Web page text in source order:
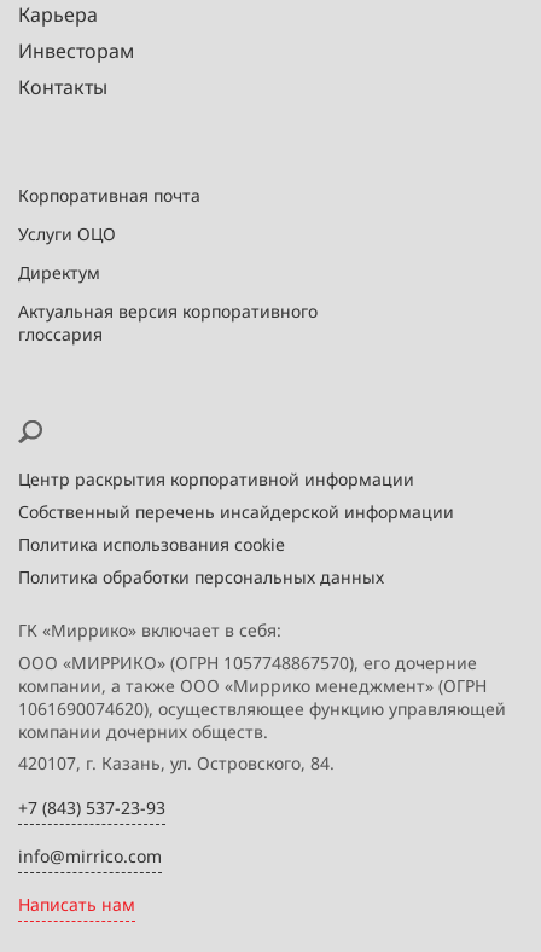
Карьера
Инвесторам
Контакты
Корпоративная почта
Услуги ОЦО
Директум
Актуальная версия корпоративного
глоссария
Центр раскрытия корпоративной информации
Собственный перечень инсайдерской информации
Политика использования cookie
Политика обработки персональных данных
ГК «Миррико» включает в себя:
ООО «МИРРИКО» (ОГРН 1057748867570), его дочерние
компании, а также ООО «Миррико менеджмент» (ОГРН
1061690074620), осуществляющее функцию управляющей
компании дочерних обществ.
420107, г. Казань, ул. Островского, 84.
+7 (843) 537-23-93
info@mirrico.com
Написать нам